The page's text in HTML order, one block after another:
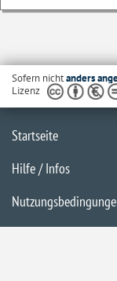
Sofern nichtanders
Lizenz
Startseite
Hilfe / Infos